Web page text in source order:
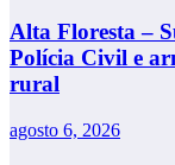
Alta Floresta –
Polícia Civil e
rural
agosto 6, 2026